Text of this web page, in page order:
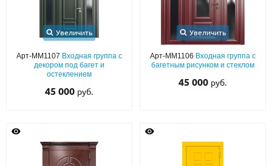
УСТАНОВКА
О НАС
Москве и МО
Увеличить
Арт-ММ1107 Входная группа с
декором под багет и
остеклением
45 000 руб.
Увеличить
Арт-ММ1106 Входная группа с
багетным рисунком и стеклом
45 000 руб.